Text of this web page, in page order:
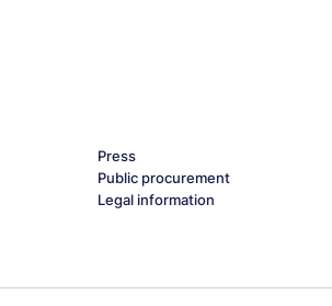
Press
Public procurement
Legal information